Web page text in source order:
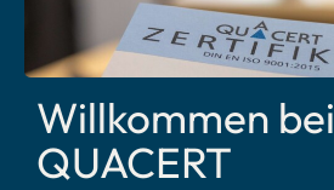
Willkommen bei
QUACERT